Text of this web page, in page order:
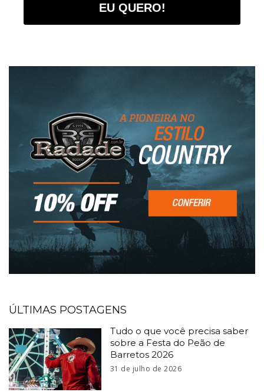
EU QUERO!
ÚLTIMAS POSTAGENS
Tudo o que você precisa saber
sobre a Festa do Peão de
Barretos 2026
31 de julho de 2026